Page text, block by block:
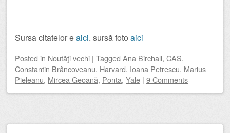
Sursa citatelor eaici. sursă foto aici
Posted in Noutăţi vechi | Tagged Ana Birchall, CAS,
Constantin Brâncoveanu, Harvard, Ioana Petrescu, Marius
Pieleanu, Mircea Geoană, Ponta, Yale | 9 Comments